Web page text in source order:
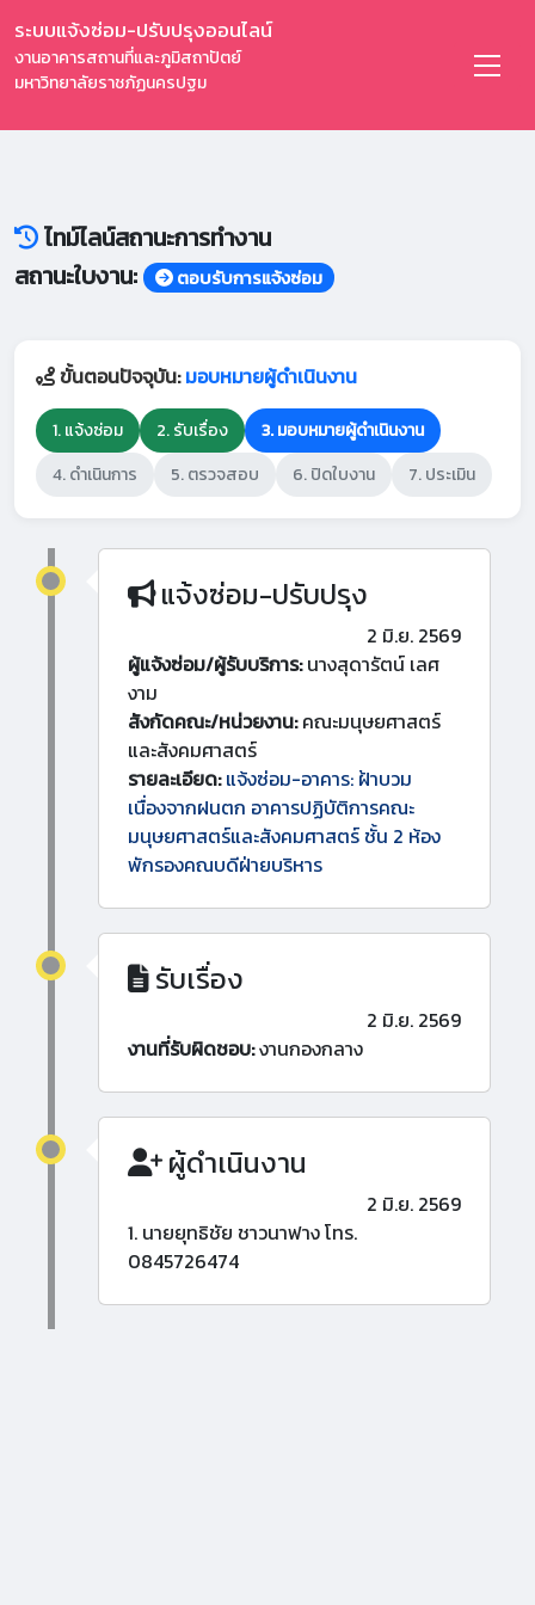
ระบบแจ้งซ่อม-ปรับปรุงออนไลน์
งานอาคารสถานที่และภูมิสถาปัตย์
มหาวิทยาลัยราชภัฏนครปฐม
ไทม์ไลน์สถานะการทำงาน
สถานะใบงาน:
ตอบรับการแจ้งซ่อม
ขั้นตอนปัจจุบัน:มอบหมายผู้ดำเนินงาน
1. แจ้งซ่อม 2. รับเรื่อง
3. มอบหมายผู้ดำเนินงาน
4. ดำเนินการ
5. ตรวจสอบ 6. ปิดใบงาน 7. ประเมิน
แจ้งซ่อม-ปรับปรุง
2 มิ.ย. 2569
ผู้แจ้งซ่อม/ผู้รับบริการ:นางสุดารัตน์ เลศ
งาม
สังกัดคณะ/หน่วยงาน:คณะมนุษยศาสตร์
และสังคมศาสตร์
รายละเอียด: แจ้งซ่อม-อาคาร: ฝ้าบวม
เนื่องจากฝนตก อาคารปฏิบัติการคณะ
มนุษยศาสตร์และสังคมศาสตร์ ชั้น 2 ห้อง
พักรองคณบดีฝ่ายบริหาร
รับเรื่อง
2 มิ.ย. 2569
งานที่รับผิดชอบ:งานกองกลาง
ผู้ดำเนินงาน
2 มิ.ย. 2569
1. นายยุทธิชัย ชาวนาฟาง โทร.
0845726474